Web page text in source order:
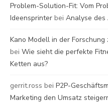
Problem-Solution-Fit: Vom
Ideensprinter bei Analyse
Kano Modell in der
bei Wie sieht die perfekte
Ketten aus?
gerrit.ross bei P2P-
Marketing den Umsatz